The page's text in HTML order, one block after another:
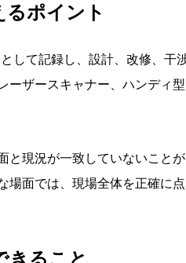
ポイント
して記録し、設計、改修、干
ーザースキャナー、ハンディ
と現況が一致していないこと
場面では、現場全体を正確に
きること